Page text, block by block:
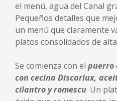
el menú, agua del Canal
Pequeños detalles que
un menú que claramente
platos consolidados de
Se comienza con el puerro
con cecina Discarlux,
cilantro y romescu. Un